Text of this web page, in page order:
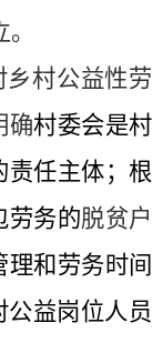
乡村公益性劳
确村委会是村
责任主体； 根
劳务的脱贫户
理和劳务时间
公益岗位人员